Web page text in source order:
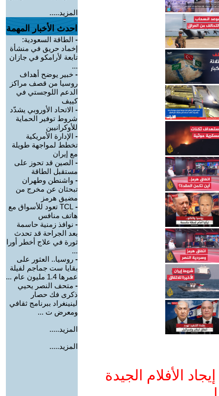
الأفلام الجيدة
المزيد.....
احدث الأخبار المهمة
- الطاقة السعودية:
إخماد حريق في منشأة
تابعة لأرامكو في جازان
...
- خبير يوضح أهداف
روسيا من قصف مراكز
الدعم اللوجستي في
كييف
- الاتحاد الأوروبي يشدّد
شروط توفير الحماية
للأوكرانيين
- الإدارة الأمريكية
تخطط لمواجهة طويلة
مع إيران
- الصين قد تحوز على
مستقبل الطاقة
- واشنطن وطهران
تبحثان عن مخرج من
مضيق هرمز
-
TCL تعود للأسواق مع
هاتف منافس
- نوافذ زمنية حاسمة
بعد الجراحة قد تحدث
ثورة في علاج أخطر أورا
...
- روسيا.. العثور على
بقايا ست جماجم لفيلة
عمرها 1.4 مليون عام ...
- متحف النصر يحيي
ذكرى فك حصار
لينينغراد ببرنامج ثقافي
ومعرض ت ...
المزيد.....
المزيد.....